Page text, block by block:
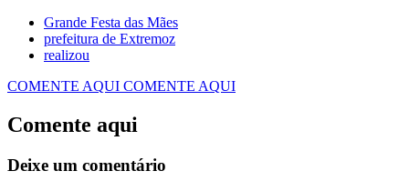
Grande Festa das Mães
prefeitura de Extremoz
realizou
COMENTE AQUI COMENTE AQUI
Comente aqui
Deixe um comentário